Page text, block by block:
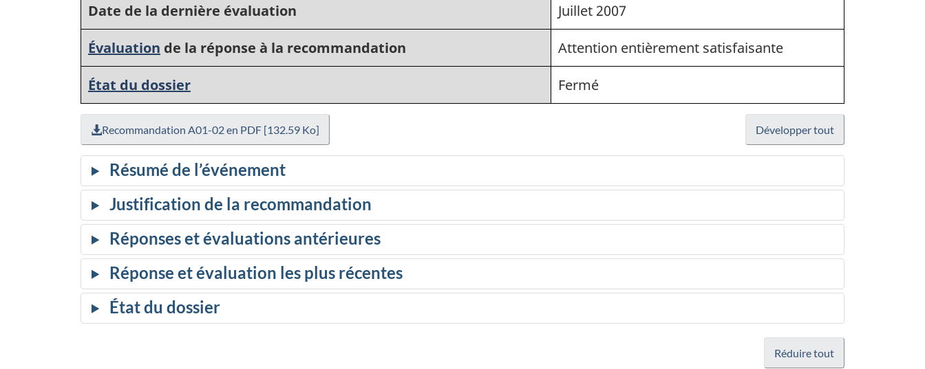
Date de la dernière évaluation
Juillet 2007
Évaluation de la réponse à la recommandation
Attention entièrement satisfaisante
État du dossier
Fermé
Recommandation A01-02 en PDF [132.59 Ko] Développer tout
Réduire tout